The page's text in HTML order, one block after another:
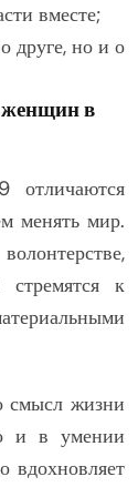
вместе;
друге, но и о
женщин в
менять мир.
стремятся к
смысл жизни
и в умении
вдохновляет